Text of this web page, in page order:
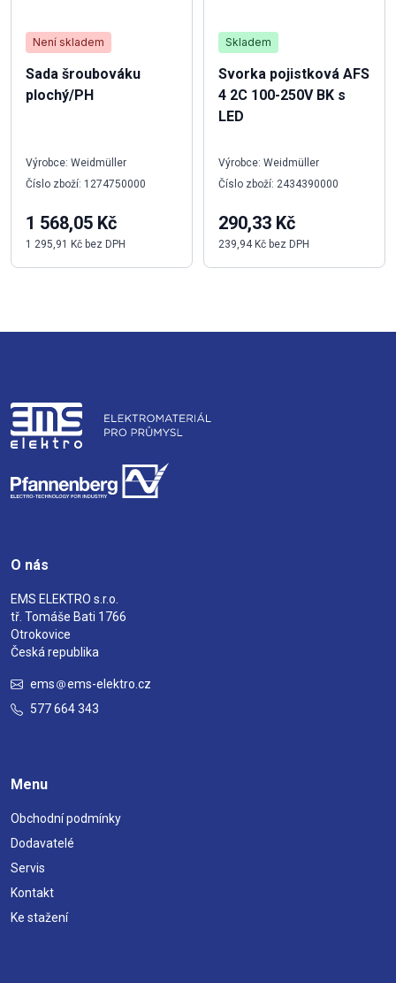
Není skladem
Sada šroubováku
plochý/PH
Výrobce: Weidmüller
Číslo zboží: 1274750000
1 568,05 Kč
1 295,91 Kč bez DPH
Skladem
Svorka pojistková AFS
4 2C 100-250V BK s
LED
Výrobce: Weidmüller
Číslo zboží: 2434390000
290,33 Kč
239,94 Kč bez DPH
O nás
EMS ELEKTRO s.r.o.
tř. Tomáše Bati 1766
Otrokovice
Česká republika
ems
ems-elektro.cz
577 664 343
Menu
Obchodní podmínky
Dodavatelé
Servis
Kontakt
Ke stažení